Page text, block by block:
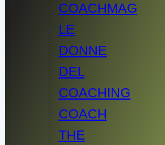
COACHMAG
LE
DONNE
DEL
COACHING
COACH
THE